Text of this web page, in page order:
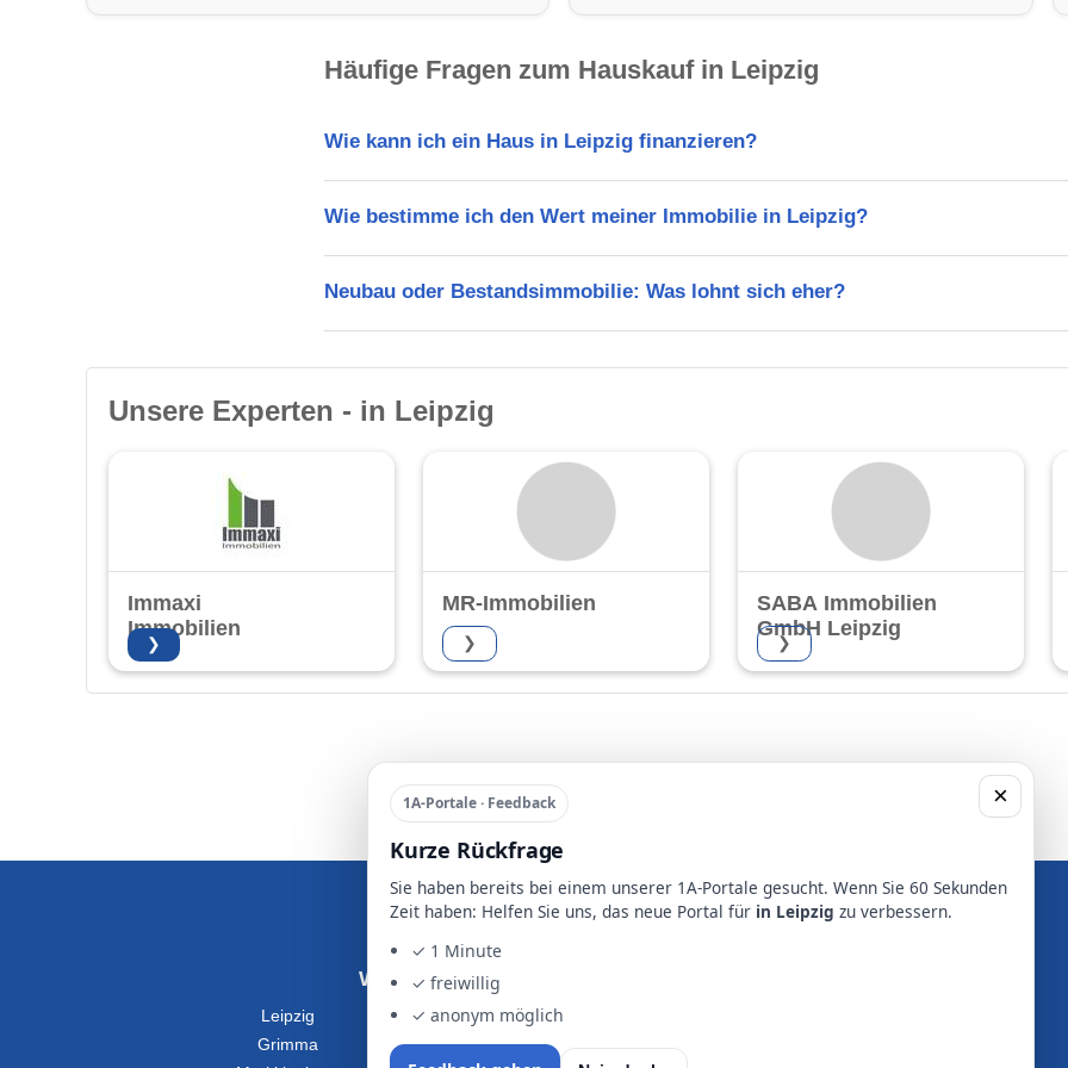
Häufige Fragen zum Hauskauf in Leipzig
Wie kann ich ein Haus in Leipzig finanzieren?
Wie bestimme ich den Wert meiner Immobilie in Leipzig?
Neubau oder Bestandsimmobilie: Was lohnt sich eher?
×
1A-Portale · Feedback
Kurze Rückfrage
Sie haben bereits bei einem unserer 1A-Portale gesucht. Wenn Sie 60 Sekunden
Zeit haben: Helfen Sie uns, das neue Portal für in Leipzig zu verbessern.
✓ 1 Minute
✓ freiwillig
✓ anonym möglich
Unsere Experten - in Leipzig
Immaxi
Immobilien
❯
MR-Immobilien
❯
SABA Immobilien
GmbH Leipzig
❯
Orte im Umkreis
Wohnung Mieten
Leipzig
Merseburg
Grimma
Delitzsch